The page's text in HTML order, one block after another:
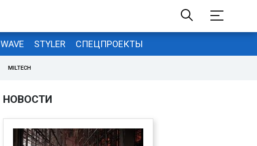
WAVE STYLER СПЕЦПРОЕКТЫ
MILTECH
НОВОСТИ